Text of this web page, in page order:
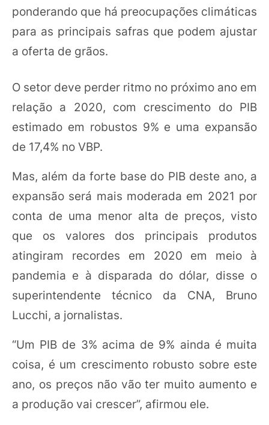
ponderando que há preocupações climáticas
para as principais safras que podem ajustar
a oferta de grãos.
O setor deve perder ritmo no próximo ano em
relação a 2020, com crescimento do PIB
estimado em robustos 9% e uma expansão
de 17,4% no VBP.
Mas, além da forte base do PIB deste ano, a
expansão será mais moderada em 2021 por
conta de uma menor alta de preços, visto
que os valores dos principais produtos
atingiram recordes em 2020 em meio à
pandemia e à disparada do dólar, disse o
superintendente técnico da CNA, Bruno
Lucchi, a jornalistas.
“Um PIB de 3% acima de 9% ainda é muita
coisa, é um crescimento robusto sobre este
ano, os preços não vão ter muito aumento e
a produção vai crescer”, afirmou ele.